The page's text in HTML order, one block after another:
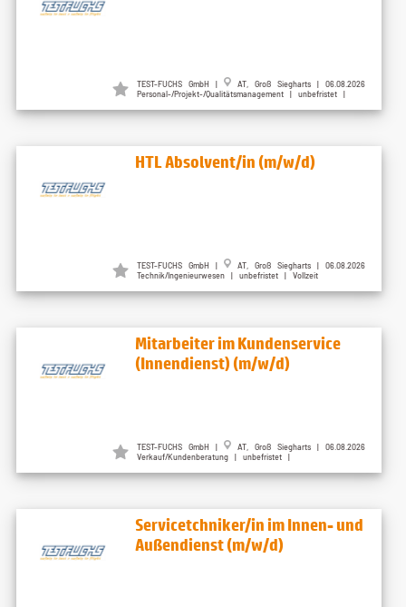
TEST-FUCHS GmbH |
AT, Groß Siegharts | 06.08.2026
Personal-/Projekt-/Qualitätsmanagement | unbefristet |
HTL Absolvent/in (m/w/d)
TEST-FUCHS GmbH |
AT, Groß Siegharts | 06.08.2026
Technik/Ingenieurwesen | unbefristet | Vollzeit
Mitarbeiter im Kundenservice
(Innendienst) (m/w/d)
TEST-FUCHS GmbH |
AT, Groß Siegharts | 06.08.2026
Verkauf/Kundenberatung | unbefristet |
Servicetchniker/in im Innen- und
Außendienst (m/w/d)